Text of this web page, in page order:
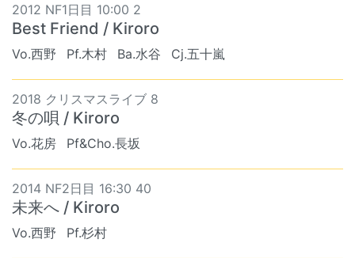
2012 NF1日目 10:00 2
Best Friend / Kiroro
Vo.西野 Pf.木村 Ba.水谷 Cj.五十嵐
2018 クリスマスライブ 8
冬の唄 / Kiroro
Vo.花房 Pf&Cho.長坂
2014 NF2日目 16:30 40
未来へ / Kiroro
Vo.西野 Pf.杉村